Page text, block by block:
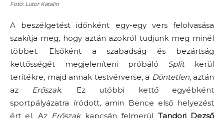
Fotó: Lutor Katalin
A beszélgetést időnként egy-egy vers felolvasása
szakítja meg, hogy aztán azokról tudjunk meg minél
többet. Elsőként a szabadság és bezártság
kettősségét megjeleníteni próbáló Splitkerül
terítékre, majd annak testvérverse, a Döntetlen, aztán
az Erőszak. Ez utóbbi kettő egyébként
sportpályázatra íródott, amin Bence első helyezést
ért el. Az Erőszakkapcsán felmerül Tandori Dezső